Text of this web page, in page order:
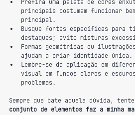
Prefira uma paleta de cores
principais costumam funcionar
principal.
Busque fontes específicas para
destaques; evite misturas
Formas geométricas ou
ajudam a criar identidade única.
Lembre-se da aplicação em
visual em fundos claros e
problemas.
Sempre que bate aquela dúvida,
conjunto de elementos faz a minha